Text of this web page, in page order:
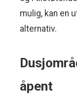
mulig, kan en
alternativ.
åpent